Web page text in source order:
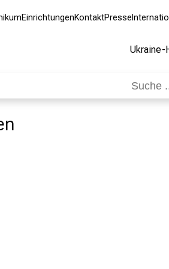
EinrichtungenKontaktPresse
Ukraine-